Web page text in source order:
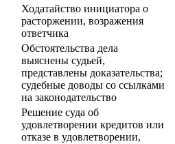
Ходатайство инициатора о
расторжении, возражения
ответчика
Обстоятельства дела
выяснены судьей,
представлены доказательства;
судебные доводы со ссылками
на законодательство
Решение суда об
удовлетворении кредитов или
отказе в удовлетворении,